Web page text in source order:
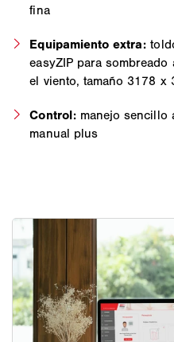
fina
Equipamiento extra:
easyZIP para
el viento, tamaño 3178 x
Control: manejo sencillo
manual plus